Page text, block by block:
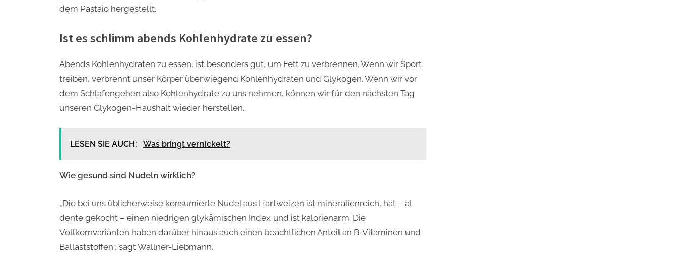
dem Pastaio hergestellt.
Ist es schlimm abends Kohlenhydrate zu essen?
Abends Kohlenhydraten zu essen, ist besonders gut, um Fett zu verbrennen. Wenn wir Sport
treiben, verbrennt unser Körper überwiegend Kohlenhydraten und Glykogen. Wenn wir vor
dem Schlafengehen also Kohlenhydrate zu uns nehmen, können wir für den nächsten Tag
unseren Glykogen-Haushalt wieder herstellen.
LESEN SIE AUCH: Was bringt vernickelt?
Wie gesund sind Nudeln wirklich?
„Die bei uns üblicherweise konsumierte Nudel aus Hartweizen ist mineralienreich, hat – al
dente gekocht – einen niedrigen glykämischen Index und ist kalorienarm. Die
Vollkornvarianten haben darüber hinaus auch einen beachtlichen Anteil an B-Vitaminen und
Ballaststoffen“, sagt Wallner-Liebmann.